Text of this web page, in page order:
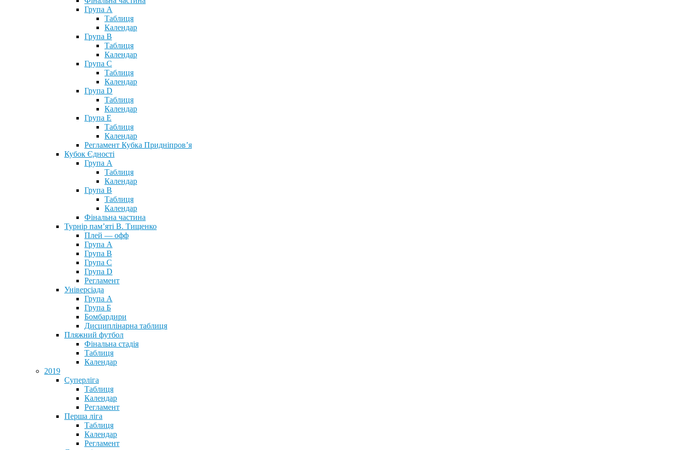
Група А
Таблиця
Календар
Група В
Таблиця
Календар
Група С
Таблиця
Календар
Група D
Таблиця
Календар
Група Е
Таблиця
Календар
Регламент Кубка Придніпров’я
Кубок Єдності
Група А
Таблиця
Календар
Група В
Таблиця
Календар
Фінальна частина
Турнір пам’яті В. Тищенко
Плей — офф
Група А
Група B
Група С
Група D
Регламент
Універсіада
Група А
Група Б
Бомбардири
Дисциплінарна таблиця
Пляжний футбол
Фінальна стадія
Таблиця
Календар
2019
Суперліга
Таблиця
Календар
Регламент
Перша ліга
Таблиця
Календар
Регламент